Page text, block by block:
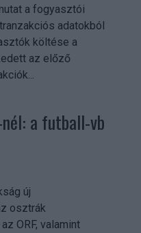
a fogyasztói
adatokból
költése a
az előző
nél: a futball-vb
új
osztrák
ORF, valamint